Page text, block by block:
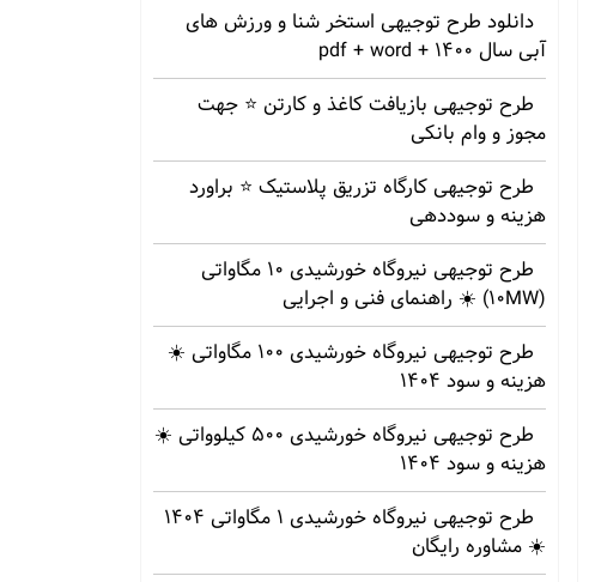
دانلود طرح توجیهی استخر شنا و ورزش های
آبی سال 1400 + pdf + word
طرح توجیهی بازیافت کاغذ و کارتن ⭐️ جهت
مجوز و وام بانکی
طرح توجیهی کارگاه تزریق پلاستیک ⭐ براورد
هزینه و سوددهی
طرح توجیهی نیروگاه خورشیدی 10 مگاواتی
(10MW) ☀️ راهنمای فنی و اجرایی
طرح توجیهی نیروگاه خورشیدی 100 مگاواتی ☀️
هزینه‌ و سود 1404
طرح توجیهی نیروگاه خورشیدی 500 کیلوواتی ☀️
هزینه‌ و سود 1404
طرح توجیهی نیروگاه خورشیدی 1 مگاواتی 1404
☀️ مشاوره رایگان